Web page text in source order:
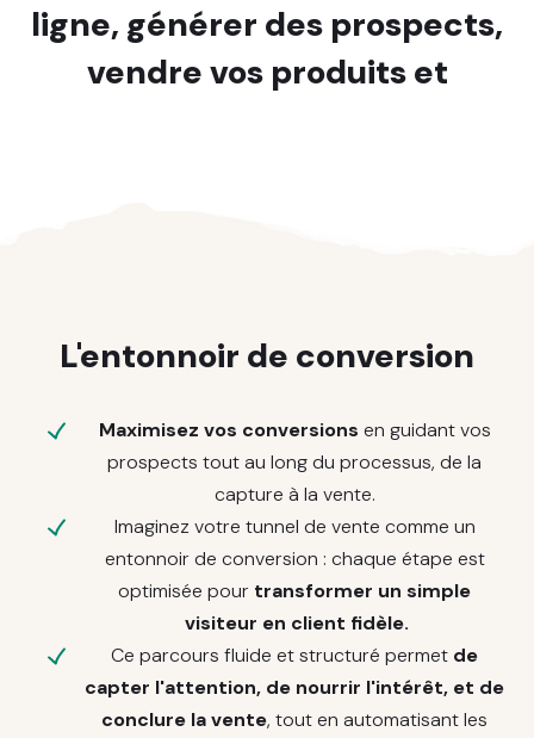
ligne, générer des prospects,
vendre vos produits et
L'entonnoir de conversion
Maximisez vos conversions en guidant vos
prospects tout au long du processus, de la
capture à la vente.
Imaginez votre tunnel de vente comme un
entonnoir de conversion : chaque étape est
optimisée pour transformer un simple
visiteur en client fidèle.
Ce parcours fluide et structuré permet de
capter l'attention, de nourrir l'intérêt, et de
conclure la vente, tout en automatisant les